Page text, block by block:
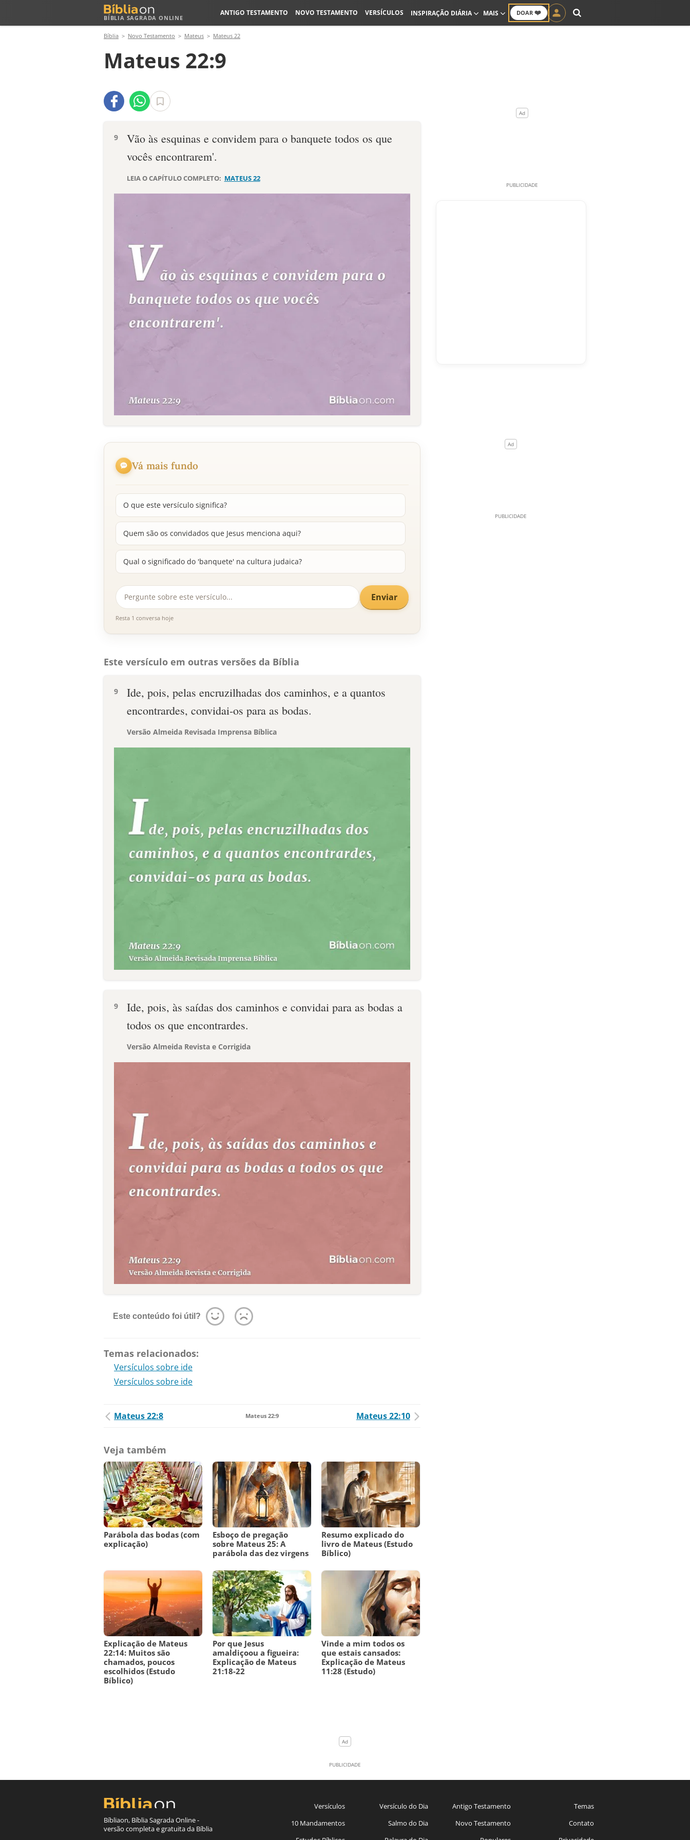
BÍBLIA SAGRADA ONLINE
DOAR ❤️
ANTIGO TESTAMENTO NOVO TESTAMENTO VERSÍCULOS INSPIRAÇÃO DIÁRIA MAIS
Bíblia Novo Testamento Mateus Mateus 22
Mateus 22:9
9
Vão às esquinas e convidem para o banquete todos os que
vocês encontrarem'.
LEIA O CAPÍTULO COMPLETO: MATEUS 22
Vá mais fundo
O que este versículo significa?
Quem são os convidados que Jesus menciona aqui?
Qual o significado do 'banquete' na cultura judaica?
Enviar
Resta 1 conversa hoje
Este versículo em outras versões da Bíblia
9
Ide, pois, pelas encruzilhadas dos caminhos, e a quantos
encontrardes, convidai-os para as bodas.
Versão Almeida Revisada Imprensa Bíblica
9
Ide, pois, às saídas dos caminhos e convidai para as bodas a
todos os que encontrardes.
Versão Almeida Revista e Corrigida
Este conteúdo foi útil?
Temas relacionados:
Versículos sobre ide
Versículos sobre ide
Mateus 22:8 Mateus 22:9 Mateus 22:10
Veja também
Parábola das bodas (com
explicação)
Esboço de pregação
sobre Mateus 25: A
parábola das dez virgens
Resumo explicado do
livro de Mateus (Estudo
Bíblico)
Explicação de Mateus
22:14: Muitos são
chamados, poucos
escolhidos (Estudo
Bíblico)
Por que Jesus
amaldiçoou a figueira:
Explicação de Mateus
21:18-22
Vinde a mim todos os
que estais cansados:
Explicação de Mateus
11:28 (Estudo)
Bíbliaon, Bíblia Sagrada Online -
versão completa e gratuita da Bíblia
Versículos
10 Mandamentos
Versículo do Dia
Salmo do Dia
Antigo Testamento
Novo Testamento
Temas
Contato